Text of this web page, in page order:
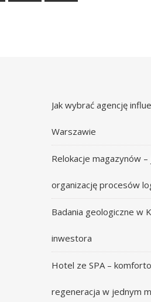
Jak wybrać agencję
Warszawie
Relokacje magazynów –
organizację procesów
Badania geologiczne w
inwestora
Hotel ze SPA –
regeneracja w jednym